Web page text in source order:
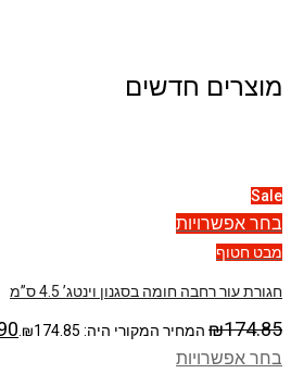
מוצרים חדשים
Sale
בחר אפשרויות
מבט חטוף
חגורת עור רחבה חומה בסגנון וינטג’ 4.5 ס”מ
₪174.85 המחיר המקורי היה: ₪174.85.
בחר אפשרויות